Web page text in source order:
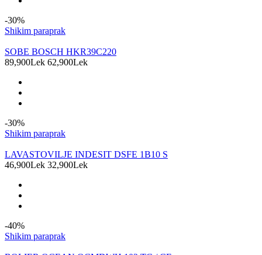
-30%
Shikim paraprak
SOBE BOSCH HKR39C220
89,900Lek 62,900Lek
-30%
Shikim paraprak
LAVASTOVILJE INDESIT DSFE 1B10 S
46,900Lek 32,900Lek
-40%
Shikim paraprak